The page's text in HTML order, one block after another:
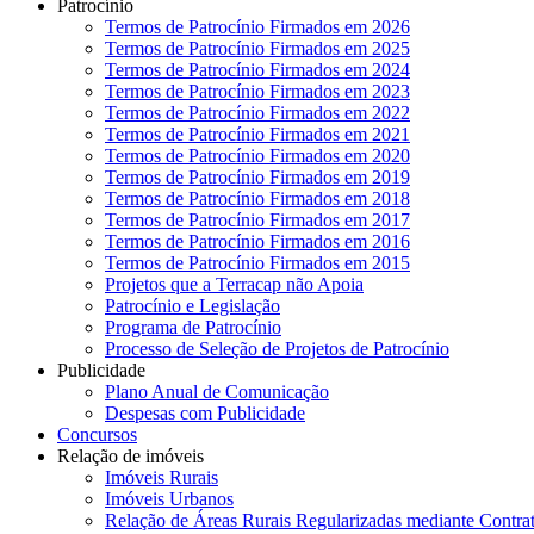
Patrocínio
Termos de Patrocínio Firmados em 2026
Termos de Patrocínio Firmados em 2025
Termos de Patrocínio Firmados em 2024
Termos de Patrocínio Firmados em 2023
Termos de Patrocínio Firmados em 2022
Termos de Patrocínio Firmados em 2021
Termos de Patrocínio Firmados em 2020
Termos de Patrocínio Firmados em 2019
Termos de Patrocínio Firmados em 2018
Termos de Patrocínio Firmados em 2017
Termos de Patrocínio Firmados em 2016
Termos de Patrocínio Firmados em 2015
Projetos que a Terracap não Apoia
Patrocínio e Legislação
Programa de Patrocínio
Processo de Seleção de Projetos de Patrocínio
Publicidade
Plano Anual de Comunicação
Despesas com Publicidade
Concursos
Relação de imóveis
Imóveis Rurais
Imóveis Urbanos
Relação de Áreas Rurais Regularizadas mediante